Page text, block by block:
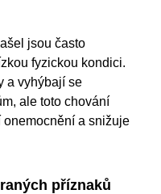
jsou často
fyzickou kondici.
a vyhýbají se
ale toto chování
a snižuje
příznaků